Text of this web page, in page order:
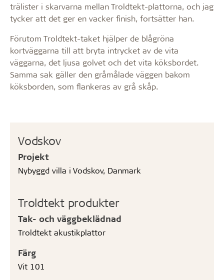
Vodskov
Projekt
Nybyggd villa i Vodskov, Danmark
Troldtekt produkter
Tak- och väggbeklädnad
Troldtekt akustikplattor
Färg
Vit 101
trälister i skarvarna mellan Troldtekt-plattorna, och jag
tycker att det ger en vacker finish, fortsätter han.
Förutom Troldtekt-taket hjälper de blågröna
kortväggarna till att bryta intrycket av de vita
väggarna, det ljusa golvet och det vita köksbordet.
Samma sak gäller den gråmålade väggen bakom
köksborden, som flankeras av grå skåp.